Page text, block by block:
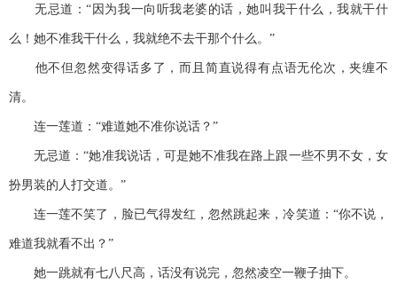
无忌道：“因为我一向听我老婆的话，她叫我干什么，我就干什
么！她不准我干什么，我就绝不去干那个什么。”
他不但忽然变得话多了，而且简直说得有点语无伦次，夹缠不
清。
连一莲道：“难道她不准你说话？”
无忌道：“她准我说话，可是她不准我在路上跟一些不男不女，女
扮男装的人打交道。”
连一莲不笑了，脸已气得发红，忽然跳起来，冷笑道：“你不说，
难道我就看不出？”
她一跳就有七八尺高，话没有说完，忽然凌空一鞭子抽下。